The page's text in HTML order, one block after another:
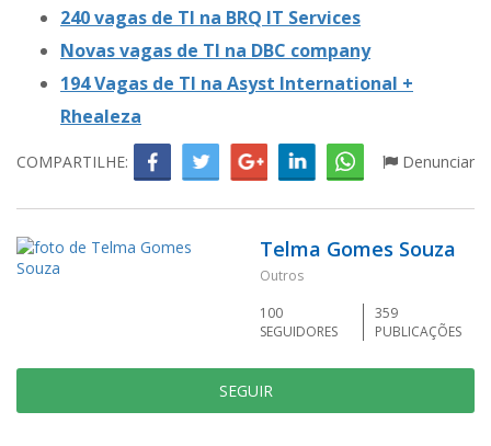
240 vagas de TI na BRQ IT Services
Novas vagas de TI na DBC company
194 Vagas de TI na Asyst International +
Rhealeza
COMPARTILHE: Denunciar
Telma Gomes Souza
Outros
100
SEGUIDORES
359
PUBLICAÇÕES
SEGUIR